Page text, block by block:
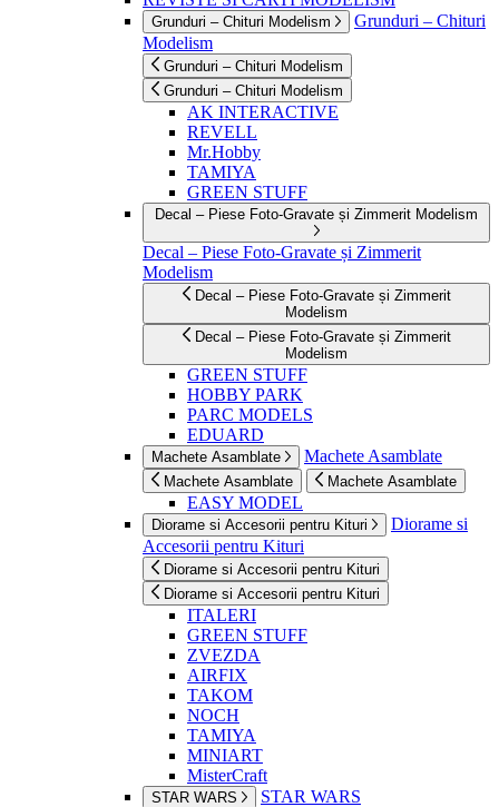
Grunduri – Chituri Modelism
Grunduri – Chituri
Modelism
Grunduri – Chituri Modelism
Grunduri – Chituri Modelism
AK INTERACTIVE
REVELL
Mr.Hobby
TAMIYA
GREEN STUFF
Decal – Piese Foto-Gravate și Zimmerit Modelism
Decal – Piese Foto-Gravate și Zimmerit
Modelism
Decal – Piese Foto-Gravate și Zimmerit
Modelism
Decal – Piese Foto-Gravate și Zimmerit
Modelism
GREEN STUFF
HOBBY PARK
PARC MODELS
EDUARD
Machete Asamblate Machete Asamblate
Machete Asamblate Machete Asamblate
EASY MODEL
Diorame si Accesorii pentru Kituri
Diorame si
Accesorii pentru Kituri
Diorame si Accesorii pentru Kituri
Diorame si Accesorii pentru Kituri
ITALERI
GREEN STUFF
ZVEZDA
AIRFIX
TAKOM
NOCH
TAMIYA
MINIART
MisterCraft
STAR WARS STAR WARS